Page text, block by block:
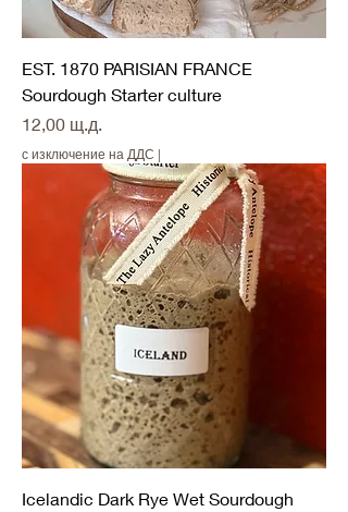
EST. 1870 PARISIAN FRANCE
Sourdough Starter culture
Цена
12,00 щ.д.
с изключение на ДДС |
Icelandic Dark Rye Wet Sourdough